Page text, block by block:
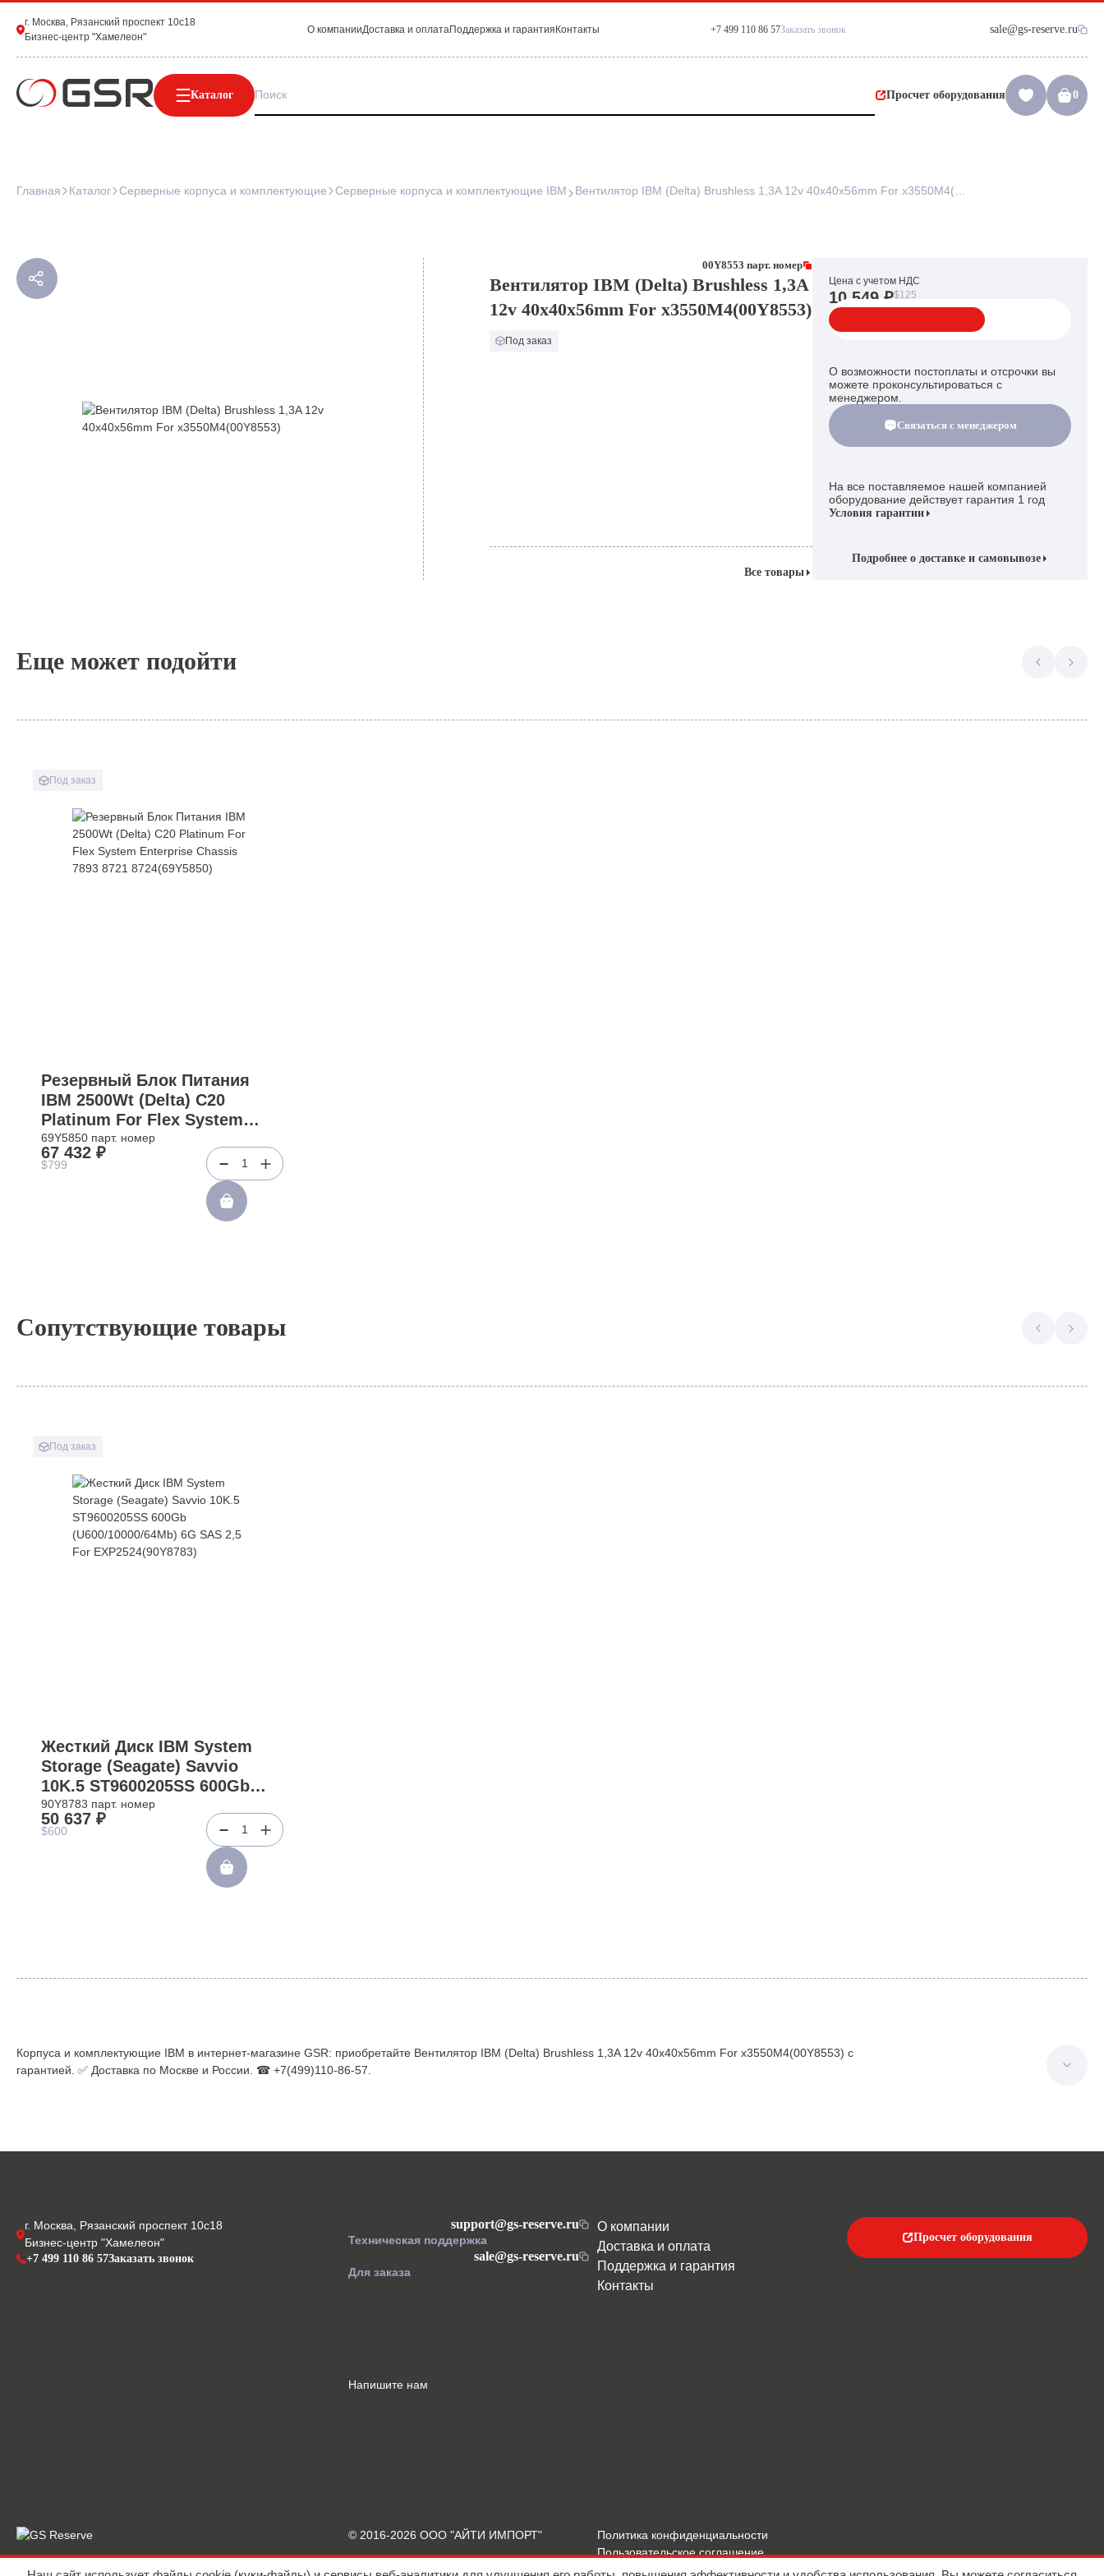
г. Москва, Рязанский проспект 10с18
Бизнес-центр "Хамелеон"
О компанииДоставка и оплатаПоддержка и гарантия Контакты +7 499 110 86 57Заказать звонок sale@gs-reserve.ru
Каталог Просчет оборудования 0
Главная Каталог Серверные корпуса и комплектующие Серверные корпуса и комплектующие IBM
00Y8553 парт. номер
Вентилятор IBM (Delta) Brushless 1,3A
12v 40x40x56mm For x3550M4(00Y8553)
Под заказ
Все товары
Цена с учетом НДС
10 549 ₽$125
О возможности постоплаты и отсрочки вы
можете проконсультироваться с
менеджером.
Связаться с менеджером
На все поставляемое нашей компанией
оборудование действует гарантия 1 год
Условия гарантии
Подробнее о доставке и самовывозе
Еще может подойти
Под заказ
Резервный Блок Питания
IBM 2500Wt (Delta) C20
Platinum For Flex System
Enterprise Chassis 7893 8721
8724(69Y5850)
69Y5850 парт. номер
67 432 ₽
$799 1
Сопутствующие товары
Под заказ
Жесткий Диск IBM System
Storage (Seagate) Savvio
10K.5 ST9600205SS 600Gb
(U600/10000/64Mb) 6G SAS 2,5
For EXP2524(90Y8783)
90Y8783 парт. номер
50 637 ₽
$600 1
Корпуса и комплектующие IBM в интернет-магазине GSR: приобретайте Вентилятор IBM (Delta) Brushless 1,3A 12v 40x40x56mm For x3550M4(00Y8553) с
гарантией. ✅ Доставка по Москве и России. ☎ +7(499)110-86-57.
г. Москва, Рязанский проспект 10с18
Бизнес-центр "Хамелеон"
+7 499 110 86 57Заказать звонок
support@gs-reserve.ru
Техническая поддержка
sale@gs-reserve.ru
Для заказа
О компании
Доставка и оплата
Поддержка и гарантия
Контакты
Просчет оборудования
Напишите нам
© 2016-2026 ООО "АЙТИ ИМПОРТ"
Политика конфиденциальности
Пользовательское соглашение
Подробнее о Cookies